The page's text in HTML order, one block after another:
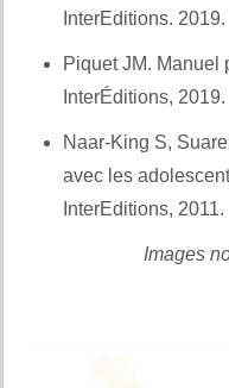
InterEditions. 2019.
Piquet JM. Manuel
InterÉditions, 2019.
Naar-King S,
avec les
InterEditions, 2011.
Images